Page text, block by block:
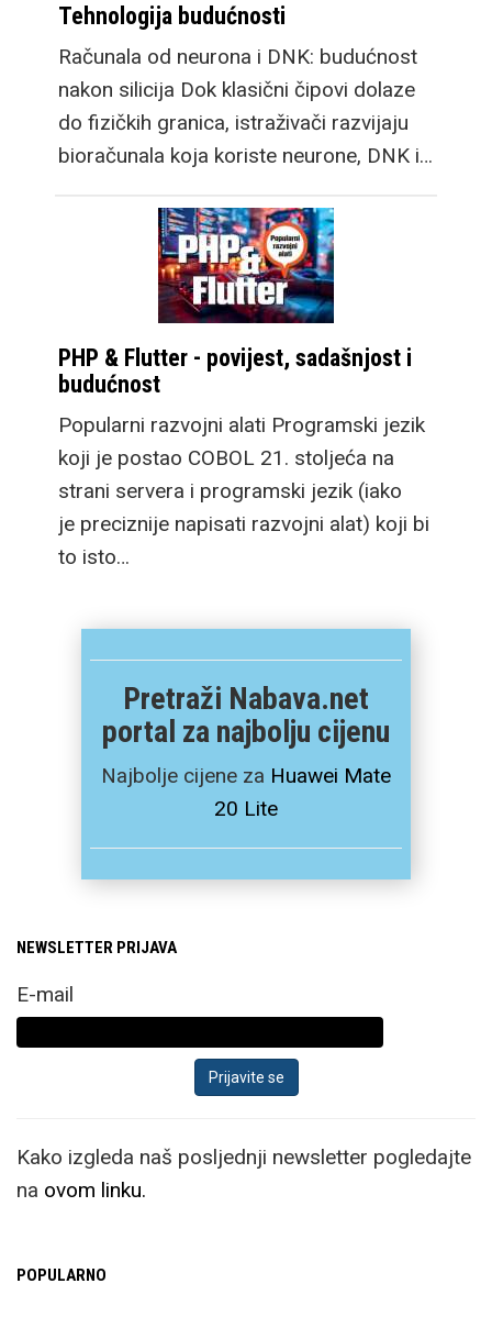
Tehnologija budućnosti
Računala od neurona i DNK: budućnost
nakon silicija Dok klasični čipovi dolaze
do fizičkih granica, istraživači razvijaju
bioračunala koja koriste neurone, DNK i…
PHP & Flutter - povijest, sadašnjost i
budućnost
Popularni razvojni alati Programski jezik
koji je postao COBOL 21. stoljeća na
strani servera i programski jezik (iako
je preciznije napisati razvojni alat) koji bi
to isto…
Pretraži Nabava.net
portal za najbolju cijenu
Najbolje cijene za Huawei Mate
20 Lite
NEWSLETTER PRIJAVA
E-mail
Kako izgleda naš posljednji newsletter pogledajte
na ovom linku.
POPULARNO